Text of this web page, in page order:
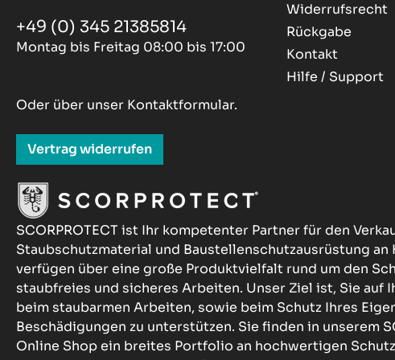
+49 (0) 345 21385814
Montag bis Freitag 08:00 bis 17:00
Oder über unser Kontaktformular.
Vertrag widerrufen
Widerrufsrecht
Rückgabe
Kontakt
Hilfe / Support
SCORPROTECT ist Ihr kompetenter Partner für den
Staubschutzmaterial und Baustellenschutzausrüstung an
verfügen über eine große Produktvielfalt rund um den
staubfreies und sicheres Arbeiten. Unser Ziel ist, Sie auf
beim staubarmen Arbeiten, sowie beim Schutz Ihres
Beschädigungen zu unterstützen. Sie finden in unserem
Online Shop ein breites Portfolio an hochwertigen